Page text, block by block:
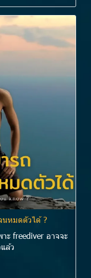
นหมดตัวได้ ?
ะ freediver อาจจะ
ล้ว